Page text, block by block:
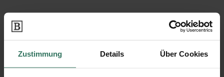
Zustimmung Details Über Cookies
Dat Fährhus Bandholt’s Bestattungen
Ecke Holz 1A
34369 Hofgeismar